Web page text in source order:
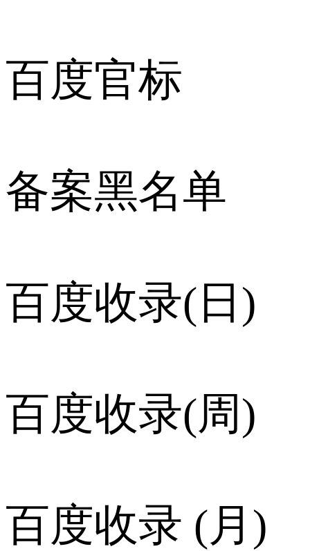
百度官标
备案黑名单
百度收录(日)
百度收录(周)
百度收录 (月)